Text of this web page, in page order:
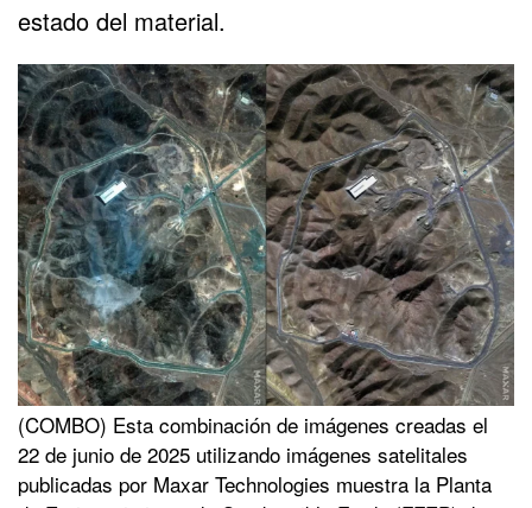
estado del material.
(COMBO) Esta combinación de imágenes creadas el
22 de junio de 2025 utilizando imágenes satelitales
publicadas por Maxar Technologies muestra la Planta